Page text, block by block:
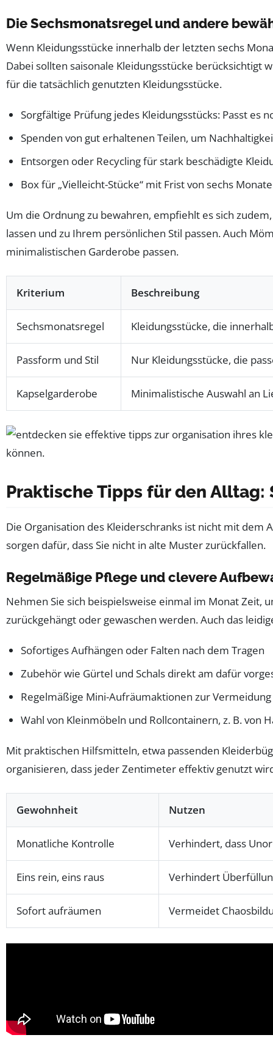
Die Sechsmonatsregel und andere
Wenn Kleidungsstücke innerhalb der letzten sechs
Dabei sollten saisonale Kleidungsstücke berücksichtigt
für die tatsächlich genutzten Kleidungsstücke.
Sorgfältige Prüfung jedes Kleidungsstücks: Passt es
Spenden von gut erhaltenen Teilen, um
Entsorgen oder Recycling für stark beschädigte
Box für „Vielleicht-Stücke“ mit Frist von sechs
Um die Ordnung zu bewahren, empfiehlt es sich
lassen und zu Ihrem persönlichen Stil passen. Auch
minimalistischen Garderobe passen.
Kriterium Beschreibung
Sechsmonatsregel Kleidungsstücke, die
Passform und Stil Nur Kleidungsstücke, die
Kapselgarderobe Minimalistische Auswahl an
Praktische Tipps für den
Die Organisation des Kleiderschranks ist nicht mit
sorgen dafür, dass Sie nicht in alte Muster zurückfallen.
Regelmäßige Pflege und clevere
Nehmen Sie sich beispielsweise einmal im Monat Zeit,
zurückgehängt oder gewaschen werden. Auch das
Sofortiges Aufhängen oder Falten nach dem Tragen
Zubehör wie Gürtel und Schals direkt am dafür
Regelmäßige Mini-Aufräumaktionen zur Vermeidung
Wahl von Kleinmöbeln und Rollcontainern, z. B. von
Mit praktischen Hilfsmitteln, etwa passenden
organisieren, dass jeder Zentimeter effektiv genutzt
Gewohnheit Nutzen
Monatliche Kontrolle Verhindert, dass
Eins rein, eins raus Verhindert
Sofort aufräumen Vermeidet